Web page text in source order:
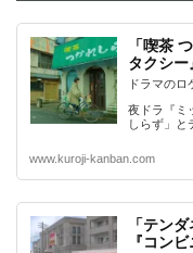
「喫茶
タクシー
ドラマのロ
夜ドラ『ミ
しらず」と
www.kuroji-kanban.com
「テン
『コン